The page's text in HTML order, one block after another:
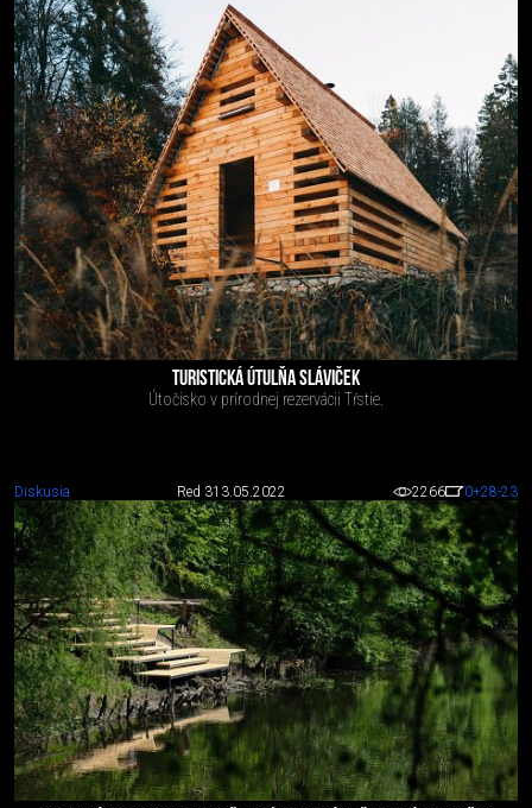
TURISTICKÁ ÚTULŇA SLÁVIČEK
Útočisko v prírodnej rezervácii Tŕstie.
Diskusia Red 313.05.2022 2266 0+28-23